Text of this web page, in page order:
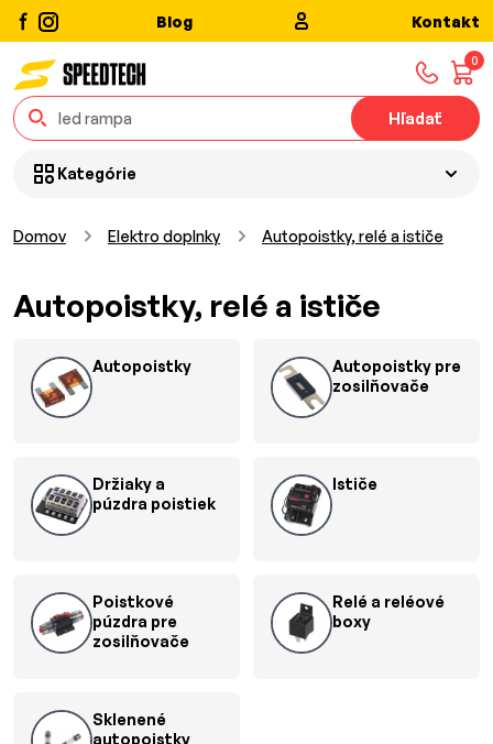
Blog Kontakt
0
Hľadať
Kategórie
Domov Elektro doplnky Autopoistky, relé a ističe
Autopoistky, relé a ističe
Autopoistky
Autopoistky pre
zosilňovače
Držiaky a
púzdra poistiek
Ističe
Poistkové
púzdra pre
zosilňovače
Relé a reléové
boxy
Sklenené
autopoistky